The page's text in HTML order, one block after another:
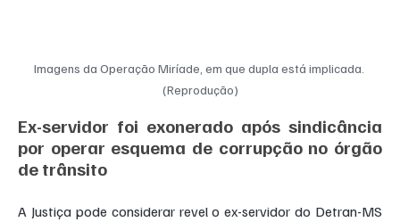
Imagens da Operação Miríade, em que dupla está implicada.
(Reprodução)
Ex-servidor foi exonerado após sindicância
por operar esquema de corrupção no órgão
de trânsito
A Justiça pode considerar revel o ex-servidor do Detran-MS